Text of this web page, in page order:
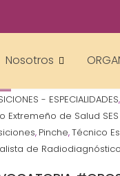
Nosotros
- ESPECIALIDADES,
Extremeño de Salud
, Pinche,Técnico
de Radiodiagnóstico